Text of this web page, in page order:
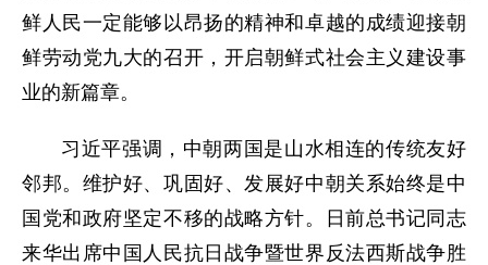
鲜人民一定能够以昂扬的精神和卓越的成绩迎接朝
鲜劳动党九大的召开，开启朝鲜式社会主义建设事
业的新篇章。
习近平强调，中朝两国是山水相连的传统友好
邻邦。维护好、巩固好、发展好中朝关系始终是中
国党和政府坚定不移的战略方针。日前总书记同志
来华出席中国人民抗日战争暨世界反法西斯战争胜